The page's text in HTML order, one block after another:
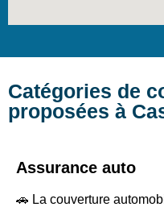
Catégories de
proposées à
Assurance auto
🚗 La couverture